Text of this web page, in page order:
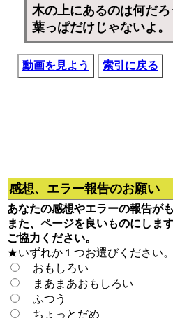
木の上にあるのは何だろ
葉っぱだけじゃないよ。
動画を見よう 索引に戻る
感想、エラー報告のお願い
あなたの感想やエラーの報告が
また、ページを良いものにします
ご協力ください。
★いずれか１つお選びください。
おもしろい
まあまあおもしろい
ふつう
ちょっとだめ